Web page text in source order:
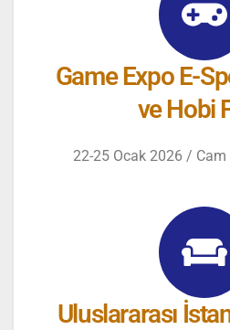
Game Expo E-
ve Hobi
22-25 Ocak 2026 /
Uluslararası